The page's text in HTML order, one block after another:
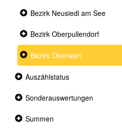
Collapsed
Bezirk Neusiedl am See
Collapsed
Bezirk Oberpullendorf
Collapsed
section
Bezirk Oberwart
Collapsed
Auszählstatus
Collapsed
Sonderauswertungen
Collapsed
Summen